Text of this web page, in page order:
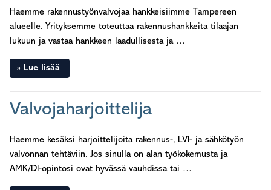
Haemme rakennustyönvalvojaa hankkeisiimme Tampereen
alueelle. Yrityksemme toteuttaa rakennushankkeita tilaajan
lukuun ja vastaa hankkeen laadullisesta ja …
Lue lisää
Valvojaharjoittelija
Haemme kesäksi harjoittelijoita rakennus-, LVI- ja sähkötyön
valvonnan tehtäviin. Jos sinulla on alan työkokemusta ja
AMK/DI-opintosi ovat hyvässä vauhdissa tai …